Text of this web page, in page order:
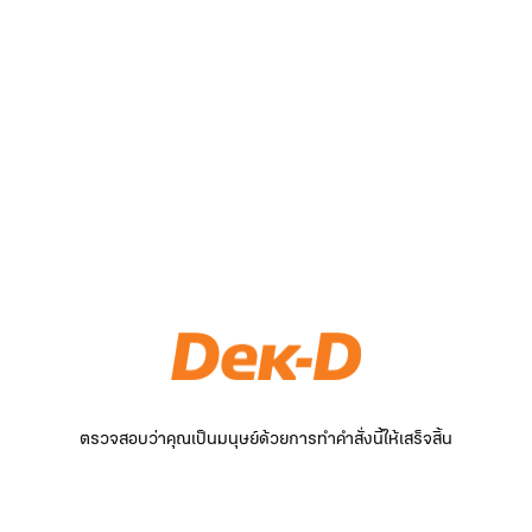
ตรวจสอบว่าคุณเป็นมนุษย์ด้วยการทำคำสั่งนี้ให้เสร็จสิ้น